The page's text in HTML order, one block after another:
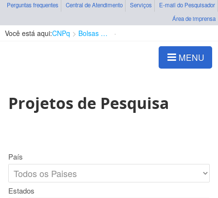
Perguntas frequentes Central de Atendimento Serviços
E-mail do Pesquisador
Área de imprensa
Você está aqui:CNPq Bolsas e Auxílios Vigentes
MENU
Projetos de Pesquisa
País
Estados